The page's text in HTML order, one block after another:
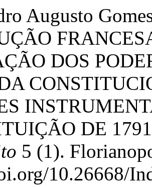
Augusto
DOS
DE
5 (1).
10.26668/